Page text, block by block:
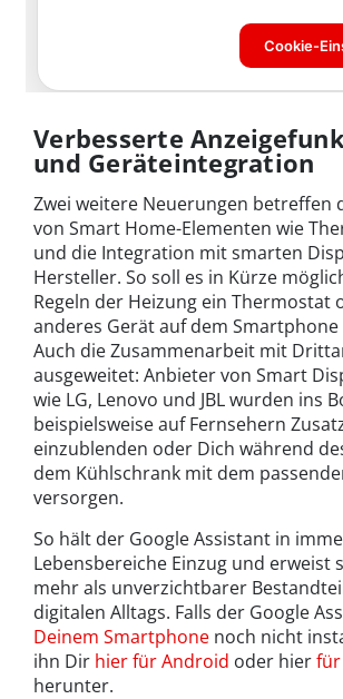
Verbesserte
und Geräteintegration
Zwei weitere Neuerungen betreffen
von Smart Home-Elementen wie
und die Integration mit smarten
Hersteller. So soll es in Kürze
Regeln der Heizung ein Thermostat
anderes Gerät auf dem
Auch die Zusammenarbeit mit
ausgeweitet: Anbieter von Smart
wie LG, Lenovo und JBL wurden ins
beispielsweise auf Fernsehern
einzublenden oder Dich während
dem Kühlschrank mit dem
versorgen.
So hält der Google Assistant in
Lebensbereiche Einzug und erweist
mehr als unverzichtbarer
digitalen Alltags. Falls der Google
Deinem Smartphone noch nicht
ihn Dir hier für Android oder hierfür
herunter.